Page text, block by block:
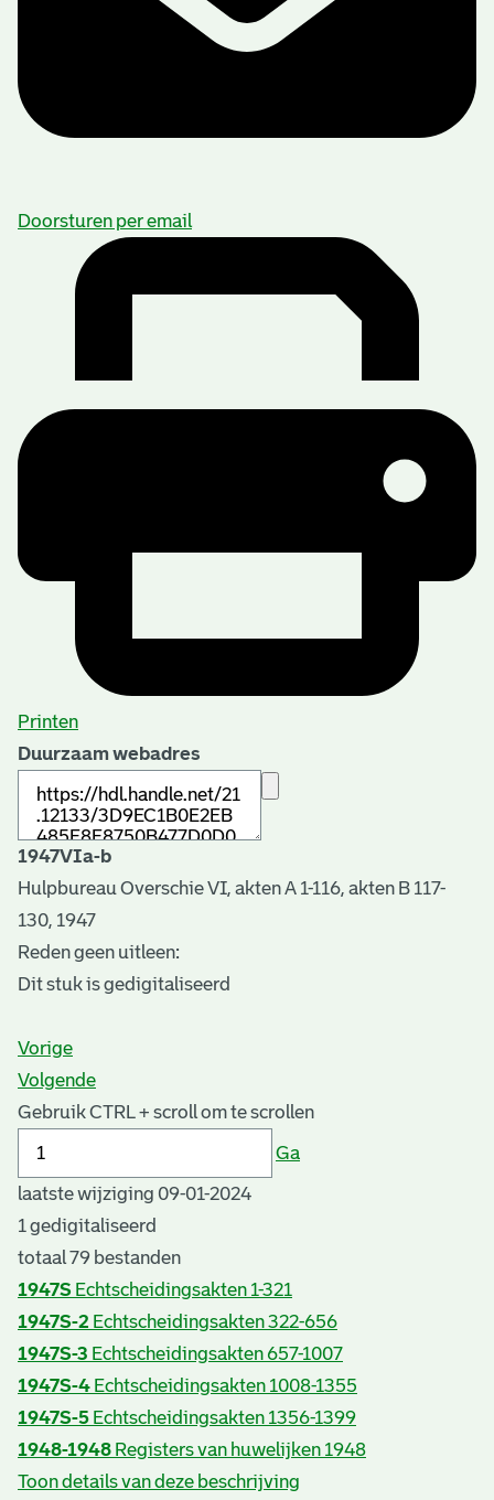
Doorsturen per email
Printen
Duurzaam webadres
1947VIa-b
Hulpbureau Overschie VI, akten A 1-116, akten B 117-
130, 1947
Reden geen uitleen:
Dit stuk is gedigitaliseerd
Vorige
Volgende
Gebruik CTRL + scroll om te scrollen
Ga
laatste wijziging 09-01-2024
1 gedigitaliseerd
totaal 79 bestanden
1947S Echtscheidingsakten 1-321
1947S-2 Echtscheidingsakten 322-656
1947S-3 Echtscheidingsakten 657-1007
1947S-4 Echtscheidingsakten 1008-1355
1947S-5 Echtscheidingsakten 1356-1399
1948-1948 Registers van huwelijken 1948
Toon details van deze beschrijving